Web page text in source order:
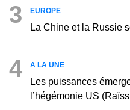
3 EUROPE
La Chine et la Russie
4 A LA UNE
Les puissances
l’hégémonie US